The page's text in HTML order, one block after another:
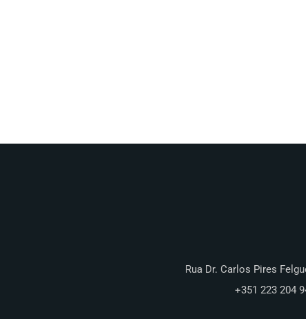
Rua Dr. Carlos Pires
+351 223 204